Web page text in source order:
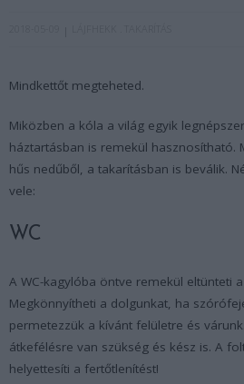
Mindkettőt megteheted.
Miközben a kóla a világ egyik
háztartásban is remekül hasznosítható.
hűs nedűből, a takarításban is beválik.
vele:
WC
A WC-kagylóba öntve remekül eltünteti
Megkönnyítheti a dolgunkat, ha
permetezzük a kívánt felületre és
átkefélésre van szükség és kész is. A
helyettesíti a fertőtlenítést!